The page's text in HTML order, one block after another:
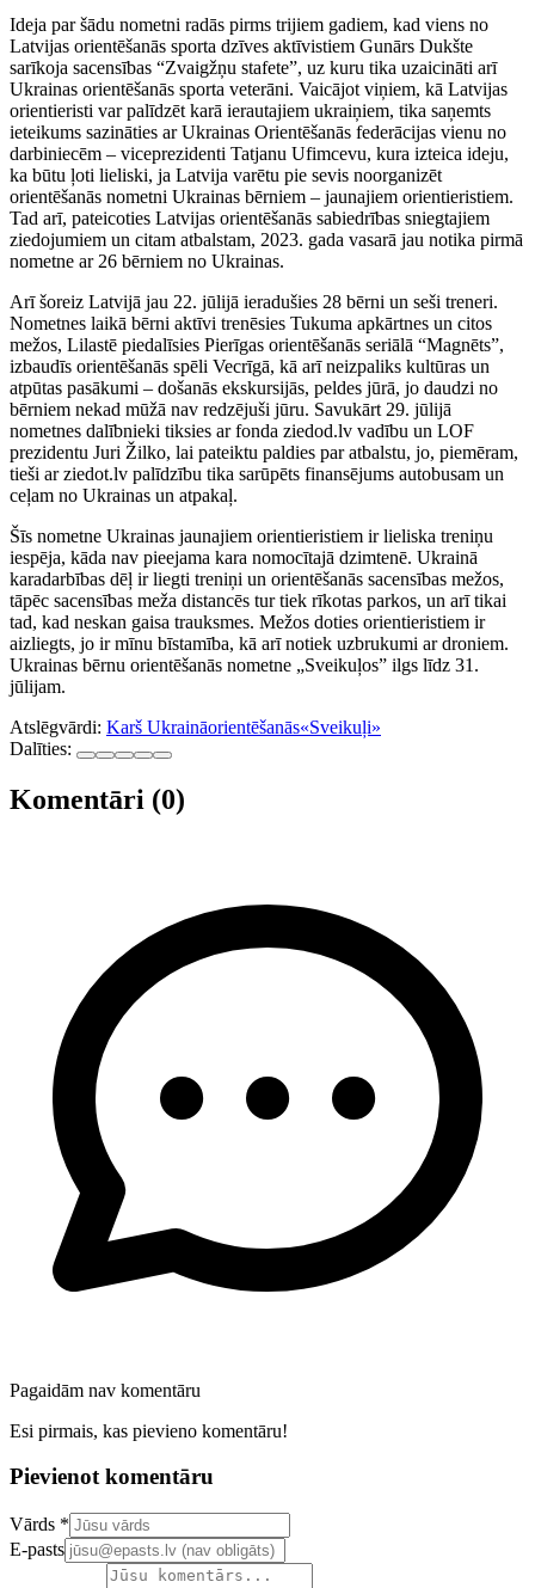
Ideja par šādu nometni radās pirms trijiem gadiem, kad viens no
Latvijas orientēšanās sporta dzīves aktīvistiem Gunārs Dukšte
sarīkoja sacensības “Zvaigžņu stafete”, uz kuru tika uzaicināti arī
Ukrainas orientēšanās sporta veterāni. Vaicājot viņiem, kā Latvijas
orientieristi var palīdzēt karā ierautajiem ukraiņiem, tika saņemts
ieteikums sazināties ar Ukrainas Orientēšanās federācijas vienu no
darbiniecēm – viceprezidenti Tatjanu Ufimcevu, kura izteica ideju,
ka būtu ļoti lieliski, ja Latvija varētu pie sevis noorganizēt
orientēšanās nometni Ukrainas bērniem – jaunajiem orientieristiem.
Tad arī, pateicoties Latvijas orientēšanās sabiedrības sniegtajiem
ziedojumiem un citam atbalstam, 2023. gada vasarā jau notika pirmā
nometne ar 26 bērniem no Ukrainas.
Arī šoreiz Latvijā jau 22. jūlijā ieradušies 28 bērni un seši treneri.
Nometnes laikā bērni aktīvi trenēsies Tukuma apkārtnes un citos
mežos, Lilastē piedalīsies Pierīgas orientēšanās seriālā “Magnēts”,
izbaudīs orientēšanās spēli Vecrīgā, kā arī neizpaliks kultūras un
atpūtas pasākumi – došanās ekskursijās, peldes jūrā, jo daudzi no
bērniem nekad mūžā nav redzējuši jūru. Savukārt 29. jūlijā
nometnes dalībnieki tiksies ar fonda ziedod.lv vadību un LOF
prezidentu Juri Žilko, lai pateiktu paldies par atbalstu, jo, piemēram,
tieši ar ziedot.lv palīdzību tika sarūpēts finansējums autobusam un
ceļam no Ukrainas un atpakaļ.
Šīs nometne Ukrainas jaunajiem orientieristiem ir lieliska treniņu
iespēja, kāda nav pieejama kara nomocītajā dzimtenē. Ukrainā
karadarbības dēļ ir liegti treniņi un orientēšanās sacensības mežos,
tāpēc sacensības meža distancēs tur tiek rīkotas parkos, un arī tikai
tad, kad neskan gaisa trauksmes. Mežos doties orientieristiem ir
aizliegts, jo ir mīnu bīstamība, kā arī notiek uzbrukumi ar droniem.
Ukrainas bērnu orientēšanās nometne „Sveikuļos” ilgs līdz 31.
jūlijam.
Atslēgvārdi: Karš Ukraināorientēšanās«Sveikuļi»
Dalīties:
Komentāri (0)
Pagaidām nav komentāru
Esi pirmais, kas pievieno komentāru!
Pievienot komentāru
Confirm your email address
Vārds *
E-pasts